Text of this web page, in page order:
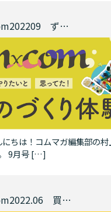
comcom202209 ずっとやりたいと思ってた！ものづくり体験
にちは！コムマガ編集部の村
9月号 […]
comcom2022.06 買うだけ！焼くだけ！つけるだけ！鳥取のうまいもんBBQ